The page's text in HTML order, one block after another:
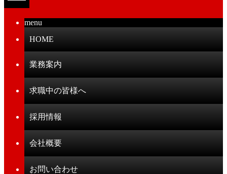
menu
HOME
業務案内
求職中の皆様へ
採用情報
会社概要
お問い合わせ